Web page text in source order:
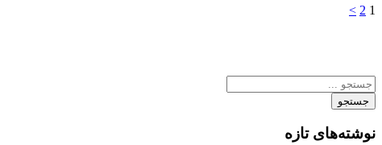
1
2
>
جستجو
نوشته‌های تازه